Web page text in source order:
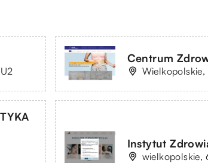
Centrum
Wielkopolskie,
Instytut
wielkopolskie,